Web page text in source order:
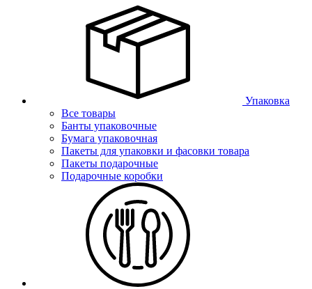
Упаковка
Все товары
Банты упаковочные
Бумага упаковочная
Пакеты для упаковки и фасовки товара
Пакеты подарочные
Подарочные коробки